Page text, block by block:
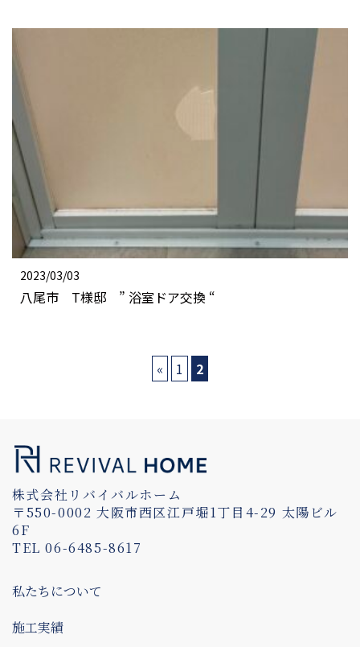
2023/03/03
八尾市 T様邸 ” 浴室ドア交換 “
« 1 2
株式会社リバイバルホーム
〒550-0002 大阪市西区江戸堀1丁目4-29 太陽ビル
6F
TEL 06-6485-8617
私たちについて
施工実績